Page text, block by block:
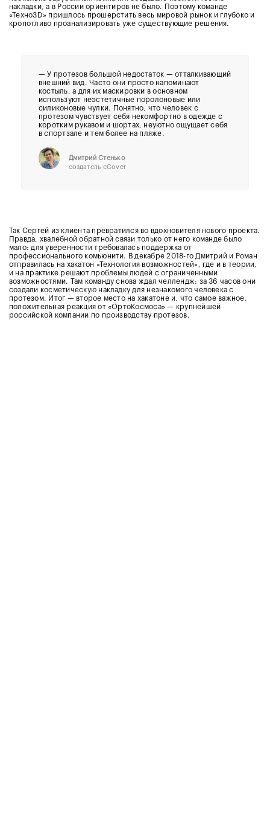
накладки, а в России ориентиров не было. Поэтому команде
«Техно3D» пришлось прошерстить весь мировой рынок и глубоко и
кропотливо проанализировать уже существующие решения.
— У протезов большой недостаток — отталкивающий
внешний вид. Часто они просто напоминают
костыль, а для их маскировки в основном
используют неэстетичные поролоновые или
силиконовые чулки. Понятно, что человек с
протезом чувствует себя некомфортно в одежде с
коротким рукавом и шортах, неуютно ощущает себя
в спортзале и тем более на пляже.
Дмитрий Стенько
создатель cCover
Так Сергей из клиента превратился во вдохновителя нового проекта.
Правда, хвалебной обратной связи только от него команде было
мало: для уверенности требовалась поддержка от
профессионального комьюнити. В декабре 2018-го Дмитрий и Роман
отправилась на хакатон «Технология возможностей», где и в теории,
и на практике решают проблемы людей с ограниченными
возможностями. Там команду снова ждал челлендж: за 36 часов они
создали косметическую накладку для незнакомого человека с
протезом. Итог — второе место на хакатоне и, что самое важное,
положительная реакция от «ОртоКосмоса» — крупнейшей
российской компании по производству протезов.